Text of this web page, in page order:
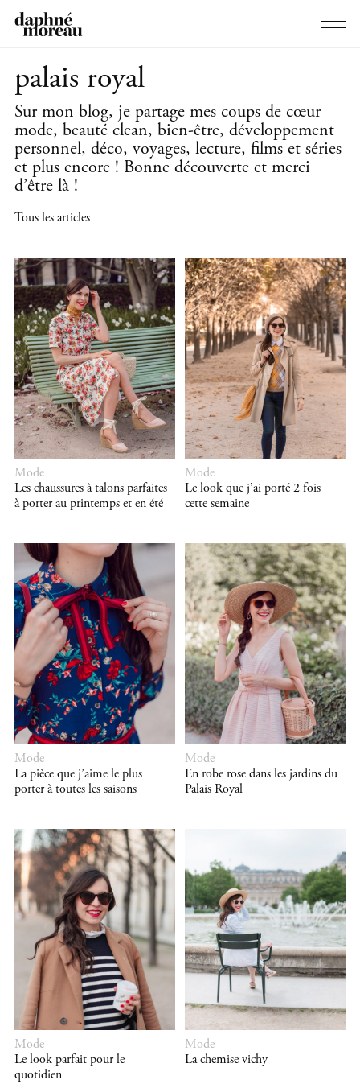
palais royal
Sur mon blog, je partage mes coups de cœur
mode, beauté clean, bien-être, développement
personnel, déco, voyages, lecture, films et séries
et plus encore ! Bonne découverte et merci
d’être là !
Tous les articles
Mode
Les chaussures à talons parfaites
à porter au printemps et en été
Mode
Le look que j’ai porté 2 fois
cette semaine
Mode
La pièce que j’aime le plus
porter à toutes les saisons
Mode
En robe rose dans les jardins du
Palais Royal
Mode
Le look parfait pour le
quotidien
Mode
La chemise vichy